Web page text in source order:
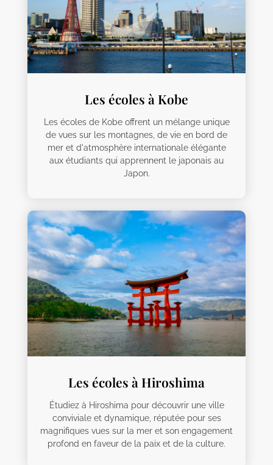
Les écoles à Kobe
Les écoles de Kobe offrent un mélange unique
de vues sur les montagnes, de vie en bord de
mer et d'atmosphère internationale élégante
aux étudiants qui apprennent le japonais au
Japon.
Les écoles à Hiroshima
Étudiez à Hiroshima pour découvrir une ville
conviviale et dynamique, réputée pour ses
magnifiques vues sur la mer et son engagement
profond en faveur de la paix et de la culture.